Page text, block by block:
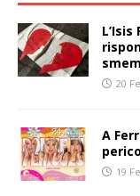
20
A
19